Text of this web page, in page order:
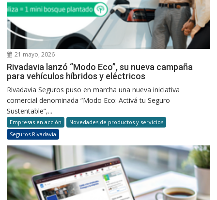
21 mayo, 2026
Rivadavia lanzó “Modo Eco”, su nueva campaña
para vehículos híbridos y eléctricos
Rivadavia Seguros puso en marcha una nueva iniciativa
comercial denominada “Modo Eco: Activá tu Seguro
Sustentable”,...
Empresas en acción
Novedades de productos y servicios
Seguros Rivadavia